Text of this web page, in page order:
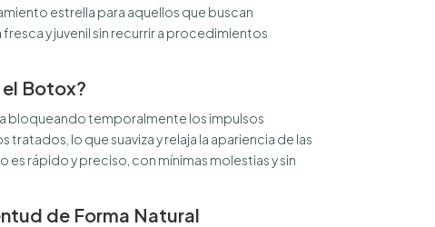
estrella para aquellos que buscan
y juvenil sin recurrir a procedimientos
Botox?
bloqueando temporalmente los impulsos
tratados, lo que suaviza y relaja la apariencia de las
es rápido y preciso, con mínimas molestias y sin
de Forma Natural